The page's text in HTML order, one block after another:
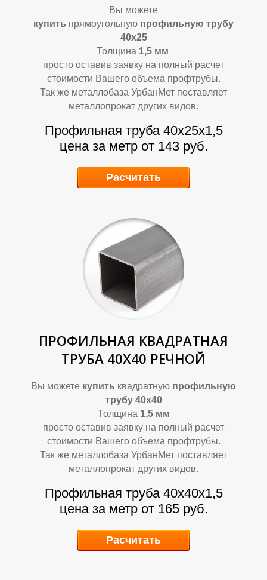
М
А
Вы можете
купить прямоугольную профильную трубу
40х25
Толщина 1,5мм
просто оставив заявку на полный расчет
стоимости Вашего объема профтрубы.
Так же металлобаза УрбанМет поставляет
металлопрокат других видов.
Профильная труба 40х25х1,5
цена за метр от 143 руб.
Расчитать
ПРОФИЛЬНАЯ КВАДРАТНАЯ
ТРУБА 40Х40 РЕЧНОЙ
Вы можете купить квадратную профильную
трубу 40х40
Толщина 1,5 мм
просто оставив заявку на полный расчет
стоимости Вашего объема профтрубы.
Так же металлобаза УрбанМет поставляет
металлопрокат других видов.
Профильная труба 40х40х1,5
цена за метр от 165 руб.
Расчитать
М
А